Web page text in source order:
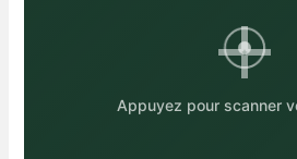
Appuyez pour scanner